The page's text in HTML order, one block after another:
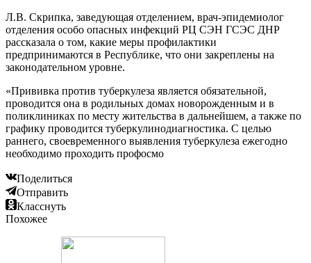
Л.В. Скрипка, заведующая отделением, врач-эпидемиолог
отделения особо опасных инфекций РЦ СЭН ГСЭС ДНР
рассказала о том, какие меры профилактики
предпринимаются в Республике, что они закреплены на
законодательном уровне.
«Прививка против туберкулеза является обязательной,
проводится она в родильных домах новорожденным и в
поликлиниках по месту жительства в дальнейшем, а также по
графику проводится туберкулинодиагностика. С целью
раннего, своевременного выявления туберкулеза ежегодно
необходимо проходить профосмо
Поделиться
Отправить
Класснуть
Похожее